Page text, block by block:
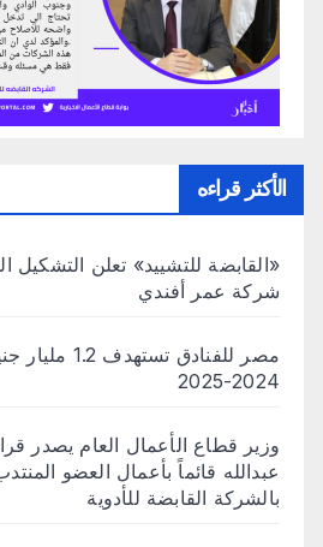
الأكثر قراءه
«القابضة للتشييد» تعلن التشكيل
شركة عمر أفندي
مصر للفنادق
2024-2025
وزير قطاع الأعمال العام يصدر
عبدالله قائماً بأعمال العضو
بالشركة القابضة للأدوية